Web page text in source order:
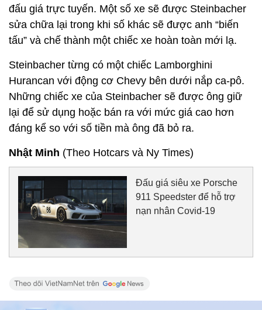
đấu giá trực tuyến. Một số xe sẽ được Steinbacher
sửa chữa lại trong khi số khác sẽ được anh “biến
tấu” và chế thành một chiếc xe hoàn toàn mới lạ.
Steinbacher từng có một chiếc Lamborghini
Hurancan với động cơ Chevy bên dưới nắp ca-pô.
Những chiếc xe của Steinbacher sẽ được ông giữ
lại để sử dụng hoặc bán ra với mức giá cao hơn
đáng kể so với số tiền mà ông đã bỏ ra.
Nhật Minh (Theo Hotcars và Ny Times)
Đấu giá siêu xe Porsche
911 Speedster để hỗ trợ
nạn nhân Covid-19